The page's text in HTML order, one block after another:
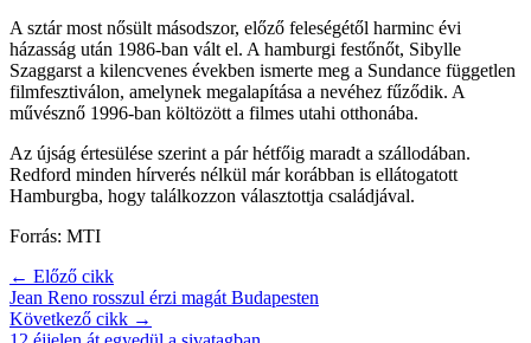
A sztár most nősült másodszor, előző feleségétől harminc évi
házasság után 1986-ban vált el. A hamburgi festőnőt, Sibylle
Szaggarst a kilencvenes években ismerte meg a Sundance független
filmfesztiválon, amelynek megalapítása a nevéhez fűződik. A
művésznő 1996-ban költözött a filmes utahi otthonába.
Az újság értesülése szerint a pár hétfőig maradt a szállodában.
Redford minden hírverés nélkül már korábban is ellátogatott
Hamburgba, hogy találkozzon választottja családjával.
Forrás: MTI
← Előző cikk
Jean Reno rosszul érzi magát Budapesten
Következő cikk →